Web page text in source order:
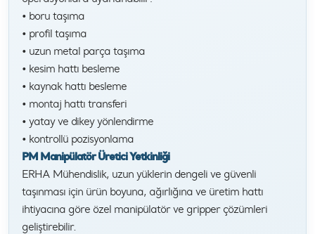
• boru taşıma
• profil taşıma
• uzun metal parça taşıma
• kesim hattı besleme
• kaynak hattı besleme
• montaj hattı transferi
• yatay ve dikey yönlendirme
• kontrollü pozisyonlama
PM Manipülatör Üretici Yetkinliği
ERHA Mühendislik, uzun yüklerin dengeli ve güvenli
taşınması için ürün boyuna, ağırlığına ve üretim hattı
ihtiyacına göre özel manipülatör ve gripper çözümleri
geliştirebilir.